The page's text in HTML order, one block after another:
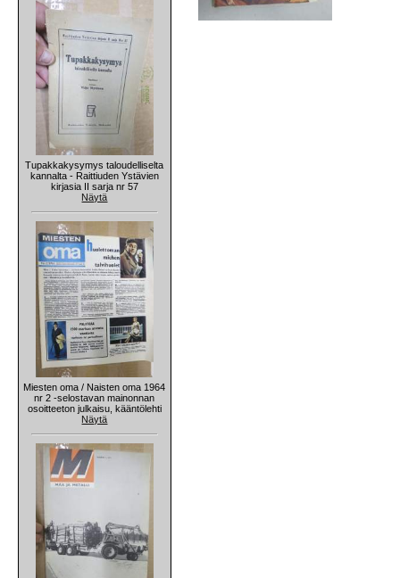
Tupakkakysymys taloudelliselta
kannalta - Raittiuden Ystävien
kirjasia II sarja nr 57
Näytä
Miesten oma / Naisten oma 1964
nr 2 -selostavan mainonnan
osoitteeton julkaisu, kääntölehti
Näytä